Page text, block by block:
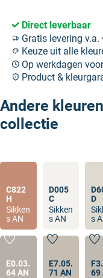
Direct leverbaar
Gratis levering v.a.
Keuze uit alle
Op werkdagen
Product &
Andere
collectie
C822
H
Sikken
s AN
D005
C
Sikken
s AN
D
s
E0.03.
64 AN
E7.05.
71 AN
69